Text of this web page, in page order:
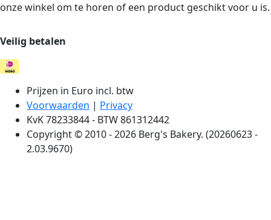
onze winkel om te horen of een product geschikt voor u is.
Veilig betalen
Prijzen in Euro incl. btw
Voorwaarden | Privacy
KvK 78233844 - BTW 861312442
Copyright © 2010 - 2026 Berg's Bakery. (20260623 -
2.03.9670)